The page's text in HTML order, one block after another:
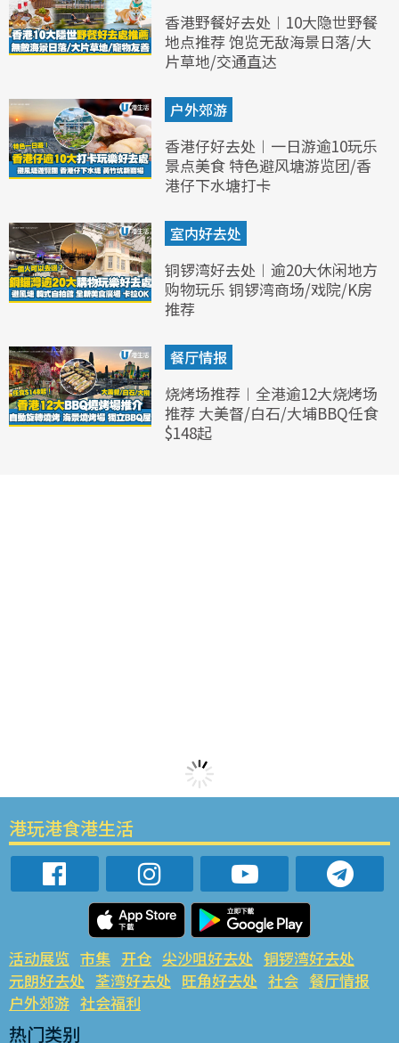
香港野餐好去处︱10大隐世野餐
地点推荐 饱览无敌海景日落/大
片草地/交通直达
户外郊游
香港仔好去处︱一日游逾10玩乐
景点美食 特色避风塘游览团/香
港仔下水塘打卡
室内好去处
铜锣湾好去处︱逾20大休闲地方
购物玩乐 铜锣湾商场/戏院/K房
推荐
餐厅情报
烧烤场推荐︱全港逾12大烧烤场
推荐 大美督/白石/大埔BBQ任食
$148起
港玩港食港生活
活动展览 市集 开仓 尖沙咀好去处 铜锣湾好去处
元朗好去处 荃湾好去处 旺角好去处 社会 餐厅情报
户外郊游 社会福利
热门类别